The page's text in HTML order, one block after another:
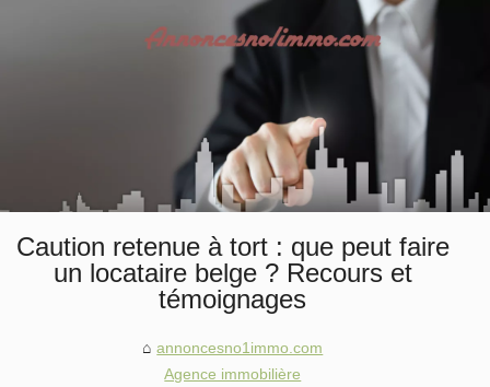
Caution retenue à tort : que peut faire
un locataire belge ? Recours et
témoignages
annoncesno1immo.com
Agence immobilière